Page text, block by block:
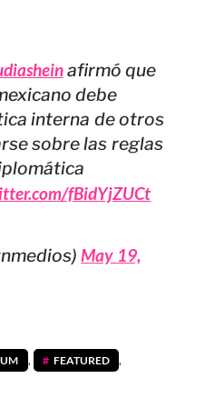
afirmó que
debe
interna de otros
sobre las reglas
fBidYjZUCt
May 19,
, FEATURED ,